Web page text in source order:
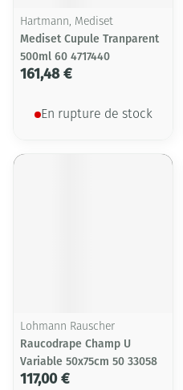
Hartmann, Mediset
Mediset Cupule Tranparent
500ml 60 4717440
161,48 €
En rupture de stock
Lohmann Rauscher
Raucodrape Champ U
Variable 50x75cm 50 33058
117,00 €